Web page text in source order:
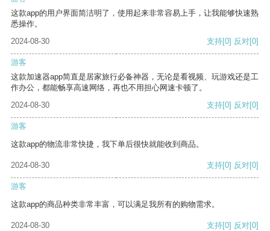
这款app的用户界面简洁明了，使用起来非常容易上手，让我能够快速熟
悉操作。
2024-08-30
支持[0] 反对[0]
游客
这款加速器app简直是居家旅行必备神器，无论是看视频、玩游戏还是工
作办公，都能畅享高速网络，再也不用担心网速卡顿了。
2024-08-30
支持[0] 反对[0]
游客
这款app的物流非常快捷，我下单后很快就能收到商品。
2024-08-30 支持[0] 反对[0]
游客
这款app的商品种类非常丰富，可以满足我所有的购物需求。
2024-08-30 支持[0] 反对[0]